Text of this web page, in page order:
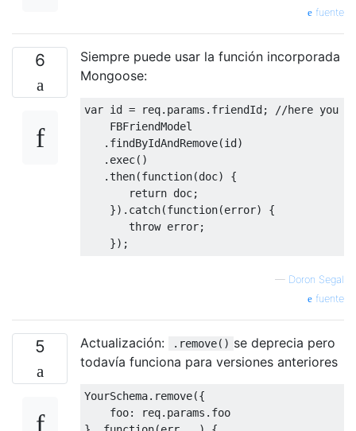
fuente
6
Siempre puede usar la función incorporada
Mongoose:
var id = req. params . friendId;
//here you
FBFriendModel
. findByIdAndRemove(id)
. exec()
.then(function(doc)
{
return doc;
}). catch(function(error)
{
throw error;
});
— Doron Segal
fuente
5 Actualización: .remove() se deprecia pero
todavía funciona para versiones anteriores
YourSchema. remove({
    foo
: req. params .